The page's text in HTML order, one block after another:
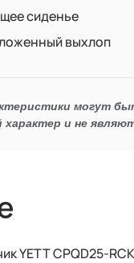
сиденье
выхлоп
могут
характер и не
YETT CPQD25-